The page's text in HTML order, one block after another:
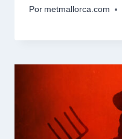
Por metmallorca.com